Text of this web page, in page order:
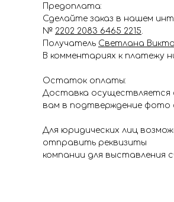
Предоплата:
Сделайте заказ в нашем
№ 2202 2083 6465 2215.
Получатель Светлана
В комментариях к платежу
Остаток оплаты:
Доставка осуществляется
вам в подтверждение фото
Для юридических лиц
отправить реквизиты
компании для